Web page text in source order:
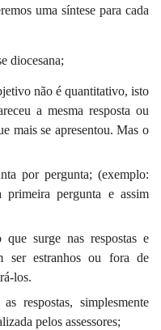
uma síntese para cada
diocesana;
não é quantitativo, isto
a mesma resposta ou
mais se apresentou. Mas o
por pergunta; (exemplo:
primeira pergunta e assim
que surge nas respostas e
ser estranhos ou fora de
los.
respostas, simplesmente
pelos assessores;